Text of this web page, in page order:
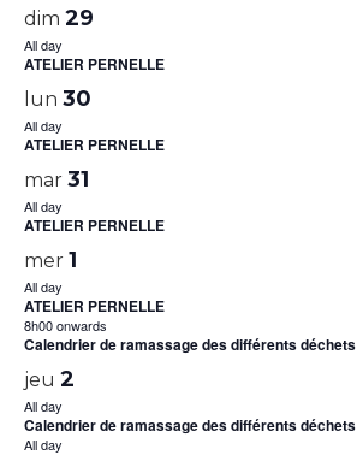
dim 29
All day
ATELIER PERNELLE
lun 30
All day
ATELIER PERNELLE
mar 31
All day
ATELIER PERNELLE
mer 1
All day
ATELIER PERNELLE
8h00 onwards
Calendrier de ramassage des différents déchets
jeu 2
All day
Calendrier de ramassage des différents déchets
All day